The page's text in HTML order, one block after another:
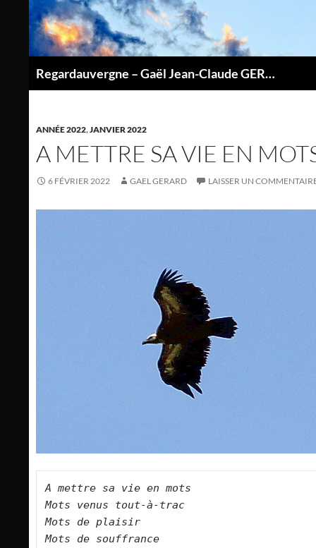
contenu
Regardauvergne – Gaël Jean-Claude GERARD
ANNÉE 2022,JANVIER 2022
A METTRE SA VIE EN
6 FÉVRIER 2022 GAEL GERARD LAISSER UN
A mettre sa vie en mots
Mots venus tout-à-trac
Mots de plaisir
Mots de souffrance